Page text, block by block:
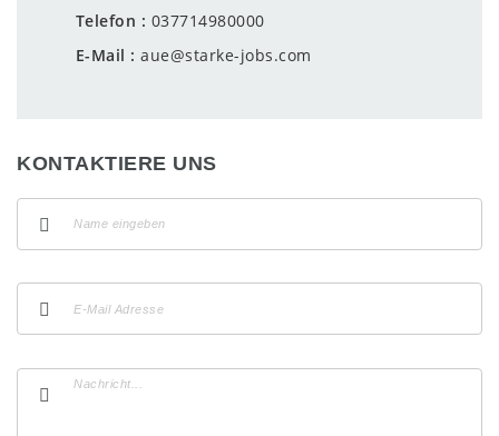
Telefon
037714980000
E-Mail
aue@starke-jobs.com
KONTAKTIERE UNS